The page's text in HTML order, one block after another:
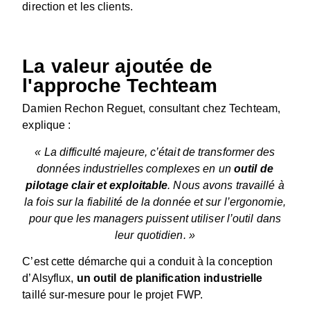
direction et les clients.
La valeur ajoutée de
l'approche Techteam
Damien Rechon Reguet, consultant chez Techteam,
explique :
« La difficulté majeure, c’était de transformer des
données industrielles complexes en un outil de
pilotage clair et exploitable. Nous avons travaillé à
la fois sur la fiabilité de la donnée et sur l’ergonomie,
pour que les managers puissent utiliser l’outil dans
leur quotidien. »
C’est cette démarche qui a conduit à la conception
d’Alsyflux, un outil de planification industrielle
taillé sur-mesure pour le projet FWP.